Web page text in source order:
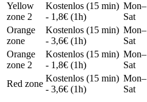
Yellow
zone 2
Kostenlos (15 min)
- 1,8€ (1h)
Mon–
Sat
Orange
zone
Kostenlos (15 min)
- 3,6€ (1h)
Mon–
Sat
Orange
zone 2
Kostenlos (15 min)
- 1,8€ (1h)
Mon–
Sat
Red zone
Kostenlos (15 min)
- 3,6€ (1h)
Mon–
Sat